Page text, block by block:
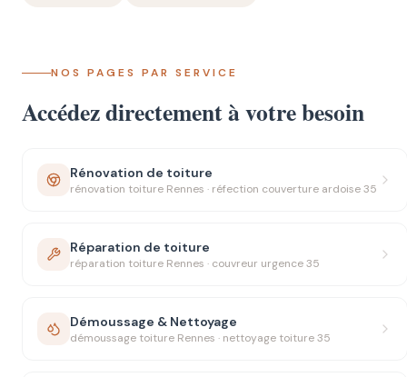
NOS PAGES PAR SERVICE
Accédez directement à votre besoin
Rénovation de toiture
rénovation toiture Rennes · réfection couverture ardoise 35
Réparation de toiture
réparation toiture Rennes · couvreur urgence 35
Démoussage & Nettoyage
démoussage toiture Rennes · nettoyage toiture 35